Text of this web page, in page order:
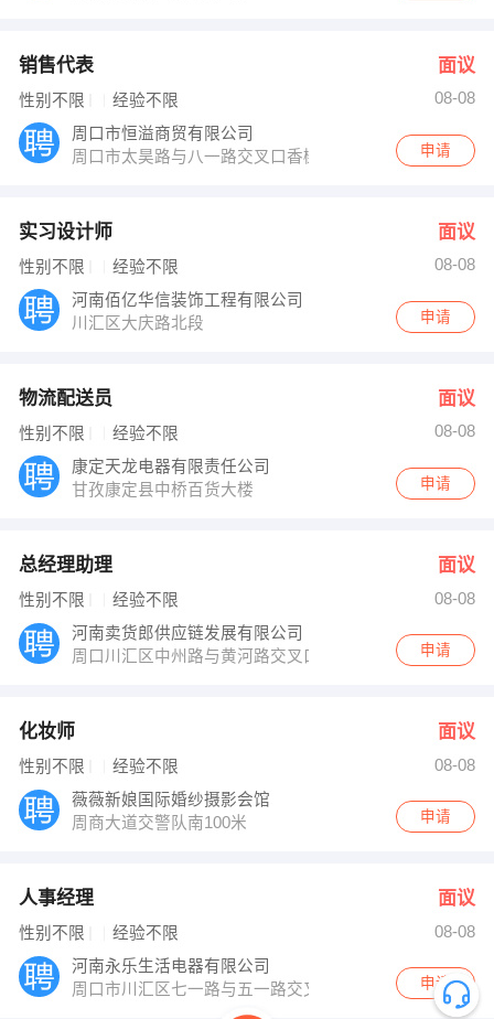
销售代表 面议
性别不限 经验不限
08-08
周口市恒溢商贸有限公司
周口市太昊路与八一路交叉口香榭丽舍小区21号楼2单元
申请
实习设计师 面议
性别不限 经验不限
08-08
河南佰亿华信装饰工程有限公司
川汇区大庆路北段
申请
物流配送员 面议
性别不限 经验不限
08-08
康定天龙电器有限责任公司
甘孜康定县中桥百货大楼
申请
总经理助理 面议
性别不限 经验不限
08-08
河南卖货郎供应链发展有限公司
周口川汇区中州路与黄河路交叉口20米路东
申请
化妆师 面议
性别不限 经验不限
08-08
薇薇新娘国际婚纱摄影会馆
周商大道交警队南100米
申请
人事经理 面议
性别不限 经验不限
08-08
河南永乐生活电器有限公司
周口市川汇区七一路与五一路交叉口万顺达百货负一楼永
申请